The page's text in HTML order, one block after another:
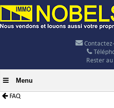
Rester
Menu
FAQ